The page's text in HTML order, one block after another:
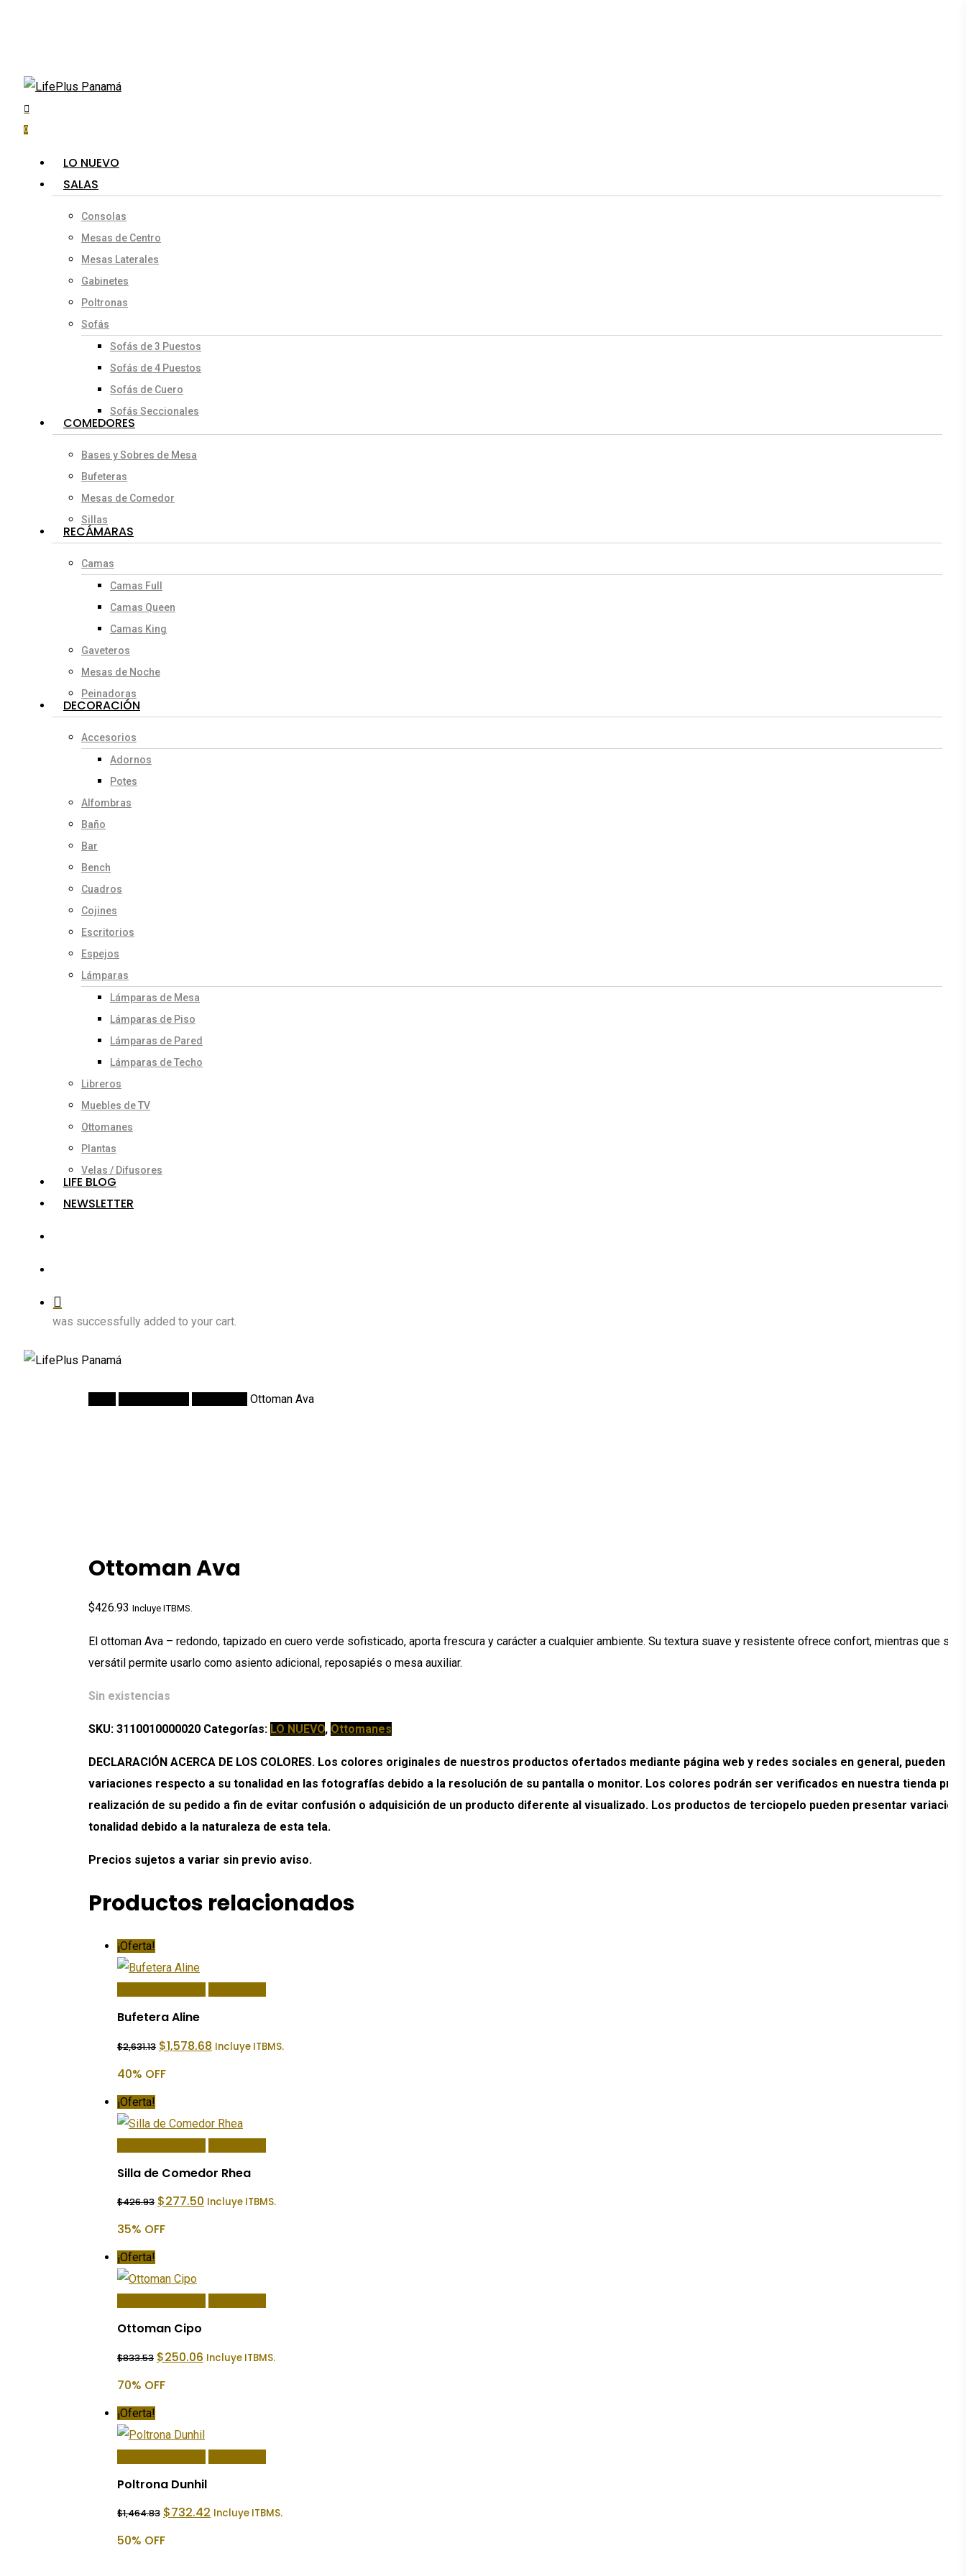
content
search
account
0
LO NUEVO
SALAS
Consolas
Mesas de Centro
Mesas Laterales
Gabinetes
Poltronas
Sofás
Sofás de 3 Puestos
Sofás de 4 Puestos
Sofás de Cuero
Sofás Seccionales
COMEDORES
Bases y Sobres de Mesa
Bufeteras
Mesas de Comedor
Sillas
RECÁMARAS
Camas
Camas Full
Camas Queen
Camas King
Gaveteros
Mesas de Noche
Peinadoras
DECORACIÓN
Accesorios
Adornos
Potes
Alfombras
Baño
Bar
Bench
Cuadros
Cojines
Escritorios
Espejos
Lámparas
Lámparas de Mesa
Lámparas de Piso
Lámparas de Pared
Lámparas de Techo
Libreros
Muebles de TV
Ottomanes
Plantas
Velas / Difusores
LIFE BLOG
NEWSLETTER
was successfully added to your cart.
Ottoman Ava
Ottoman Ava
$426.93 Incluye ITBMS.
El ottoman Ava – redondo, tapizado en cuero verde sofisticado, aporta frescura y carácter a cualquier ambiente. Su textura suave y resistente ofrece confort, mientras que su
versátil permite usarlo como asiento adicional, reposapiés o mesa auxiliar.
Sin existencias
SKU: 3110010000020 Categorías: LO NUEVO, Ottomanes
DECLARACIÓN ACERCA DE LOS COLORES. Los colores originales de nuestros productos ofertados mediante página web y redes sociales en general, pueden
variaciones respecto a su tonalidad en las fotografías debido a la resolución de su pantalla o monitor. Los colores podrán ser verificados en nuestra tienda
realización de su pedido a fin de evitar confusión o adquisición de un producto diferente al visualizado. Los productos de terciopelo pueden presentar
tonalidad debido a la naturaleza de esta tela.
Precios sujetos a variar sin previo aviso.
Productos relacionados
¡Oferta!
Bufetera Aline
$2,631.13 El
precio
era:
$1,578.68 El
precio
Incluye ITBMS.
40% OFF
¡Oferta!
Silla de Comedor Rhea
$426.93 El
precio
era:
$277.50 El
precio
Incluye ITBMS.
35% OFF
¡Oferta!
Ottoman Cipo
$833.53 El
precio
era:
$250.06 El
precio
Incluye ITBMS.
70% OFF
¡Oferta!
Poltrona Dunhil
$1,464.83 El
precio
era:
$732.42 El
precio
Incluye ITBMS.
50% OFF